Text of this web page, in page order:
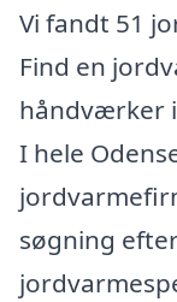
Vi fandt 51
Find en
håndværker
I hele
søgning